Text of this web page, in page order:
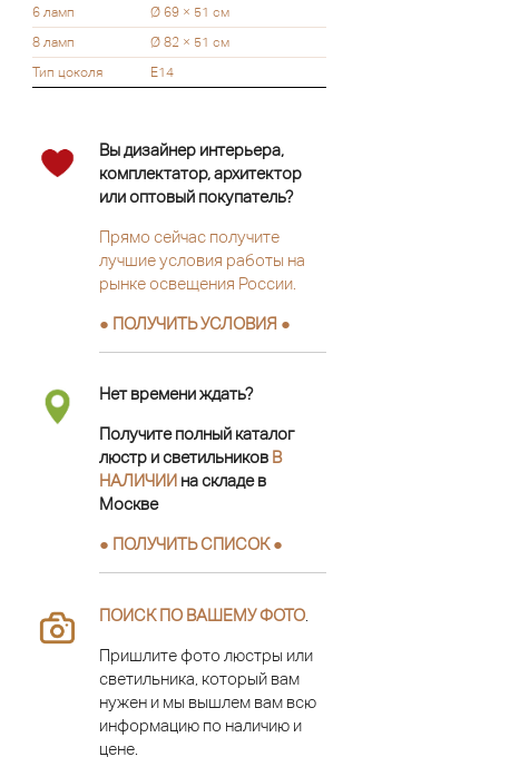
6 ламп
Ø 69 × 51 см
8 ламп
Ø 82 × 51 см
Тип цоколя
Е14
Вы дизайнер интерьера,
комплектатор, архитектор
или оптовый покупатель?
Прямо сейчас получите
лучшие условия работы на
рынке освещения России.
● ПОЛУЧИТЬ УСЛОВИЯ ●
Нет времени ждать?
Получите полный каталог
люстр и светильников В
НАЛИЧИИ на складе в
Москве
● ПОЛУЧИТЬ СПИСОК ●
ПОИСК ПО ВАШЕМУ ФОТО
Пришлите фото люстры или
светильника, который вам
нужен и мы вышлем вам всю
информацию по наличию и
цене.